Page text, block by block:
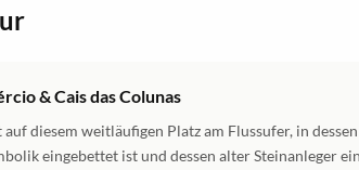
& Cais das Colunas
auf diesem weitläufigen Platz am Flussufer, in
eingebettet ist und dessen alter Steinanleger